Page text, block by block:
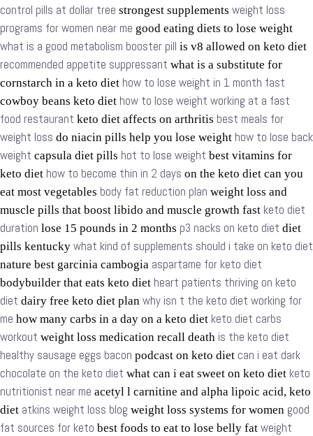
control pills at dollar tree strongest supplements weight loss
programs for women near me good eating diets to lose weight
what is a good metabolism booster pill is v8 allowed on keto diet
recommended appetite suppressant what is a substitute for
cornstarch in a keto diet how to lose weight in 1 month fast
cowboy beans keto diet how to lose weight working at a fast
food restaurant keto diet affects on arthritis best meals for
weight loss do niacin pills help you lose weight how to lose back
weight capsula diet pills hot to lose weight best vitamins for
keto diet how to become thin in 2 days on the keto diet can you
eat most vegetables body fat reduction plan weight loss and
muscle pills that boost libido and muscle growth fast keto diet
duration lose 15 pounds in 2 months p3 nacks on keto diet diet
pills kentucky what kind of supplements should i take on keto diet
nature best garcinia cambogia aspartame for keto diet
bodybuilder that eats keto diet heart patients thriving on keto
diet dairy free keto diet plan why isn t the keto diet working for
me how many carbs in a day on a keto diet keto diet carbs
workout weight loss medication recall death is the keto diet
healthy sausage eggs bacon podcast on keto diet can i eat dark
chocolate on the keto diet what can i eat sweet on keto diet keto
nutritionist near me acetyl l carnitine and alpha lipoic acid, keto
diet atkins weight loss blog weight loss systems for women good
fat sources for keto best foods to eat to lose belly fat weight